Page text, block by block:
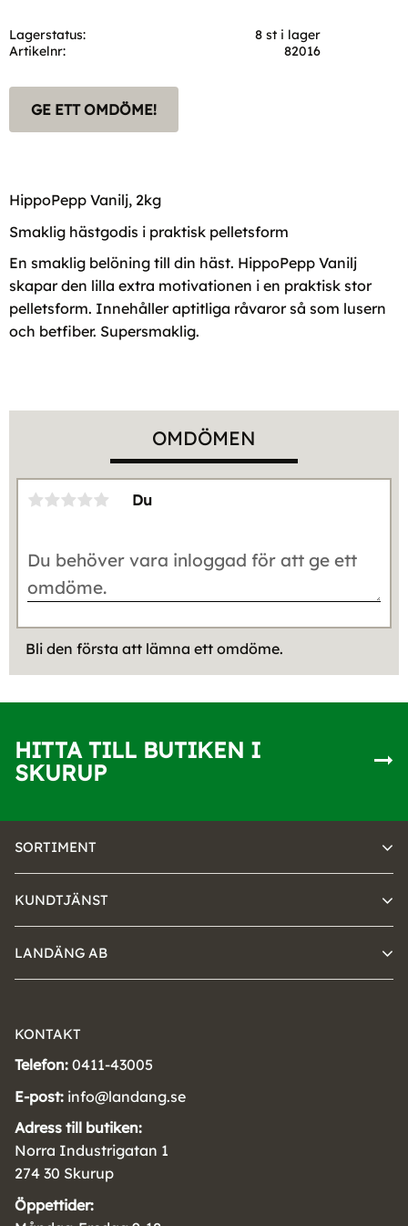
Lagerstatus
8 st i lager
Artikelnr
82016
GE ETT OMDÖME!
HippoPepp Vanilj, 2kg
Smaklig hästgodis i praktisk pelletsform
En smaklig belöning till din häst. HippoPepp Vanilj
skapar den lilla extra motivationen i en praktisk stor
pelletsform. Innehåller aptitliga råvaror så som lusern
och betfiber. Supersmaklig.
OMDÖMEN
Du
Bli den första att lämna ett omdöme.
HITTA TILL BUTIKEN I
SKURUP
SORTIMENT
KUNDTJÄNST
LANDÄNG AB
KONTAKT
Telefon: 0411-43005
E-post: info@landang.se
Adress till butiken:
Norra Industrigatan 1
274 30 Skurup
Öppettider: